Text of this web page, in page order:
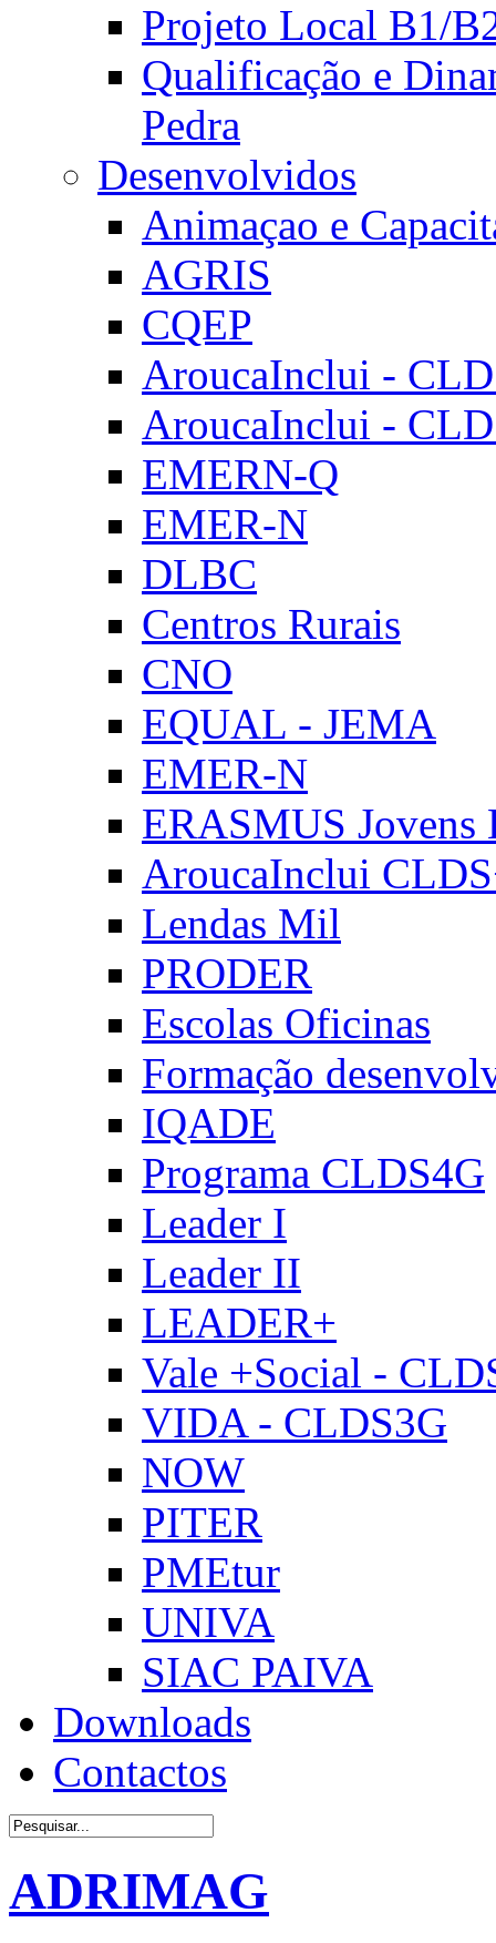
Projeto Local B1/
Qualificação e
Pedra
Desenvolvidos
Animaçao e
AGRIS
CQEP
AroucaInclui -
AroucaInclui -
EMERN-Q
EMER-N
DLBC
Centros Rurais
CNO
EQUAL - JEMA
EMER-N
ERASMUS Jovens
AroucaInclui
Lendas Mil
PRODER
Escolas Oficinas
Formação
IQADE
Programa CLDS4G
Leader I
Leader II
LEADER+
Vale +Social -
VIDA - CLDS3G
NOW
PITER
PMEtur
UNIVA
SIAC PAIVA
Downloads
Contactos
ADRIMAG